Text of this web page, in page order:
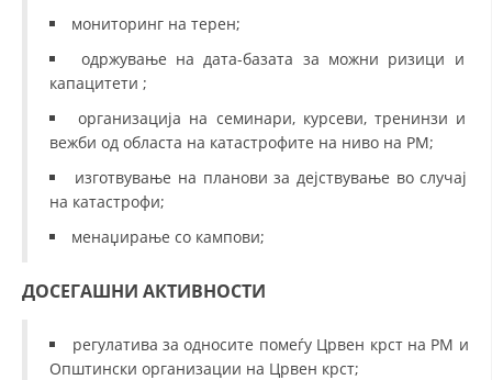
мониторинг на терен;
одржување на дата-базата за можни ризици и
капацитети ;
организација на семинари, курсеви, тренинзи и
вежби од областа на катастрофите на ниво на РМ;
изготвување на планови за дејствување во случај
на катастрофи;
менаџирање со кампови;
ДОСЕГАШНИ АКТИВНОСТИ
регулатива за односите помеѓу Црвен крст на РМ и
Општински организации на Црвен крст;